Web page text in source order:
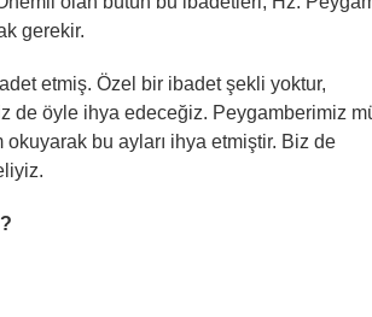
gerekir.
etmiş. Özel bir ibadet şekli yoktur,
de öyle ihya edeceğiz. Peygamberimiz
bu ayları ihya etmiştir. Biz de